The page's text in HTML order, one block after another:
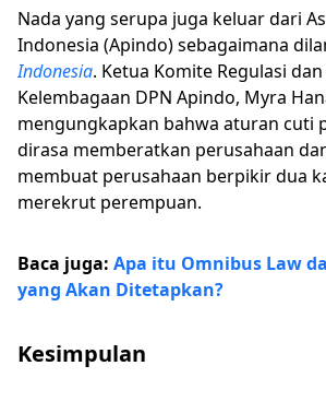
Nada yang serupa juga keluar dari
Indonesia (Apindo) sebagaimana
Indonesia. Ketua Komite Regulasi
Kelembagaan DPN Apindo, Myra
mengungkapkan bahwa aturan cuti
dirasa memberatkan perusahaan
membuat perusahaan berpikir dua
merekrut perempuan.
Baca juga: Apa itu Omnibus Law
yang Akan Ditetapkan?
Kesimpulan